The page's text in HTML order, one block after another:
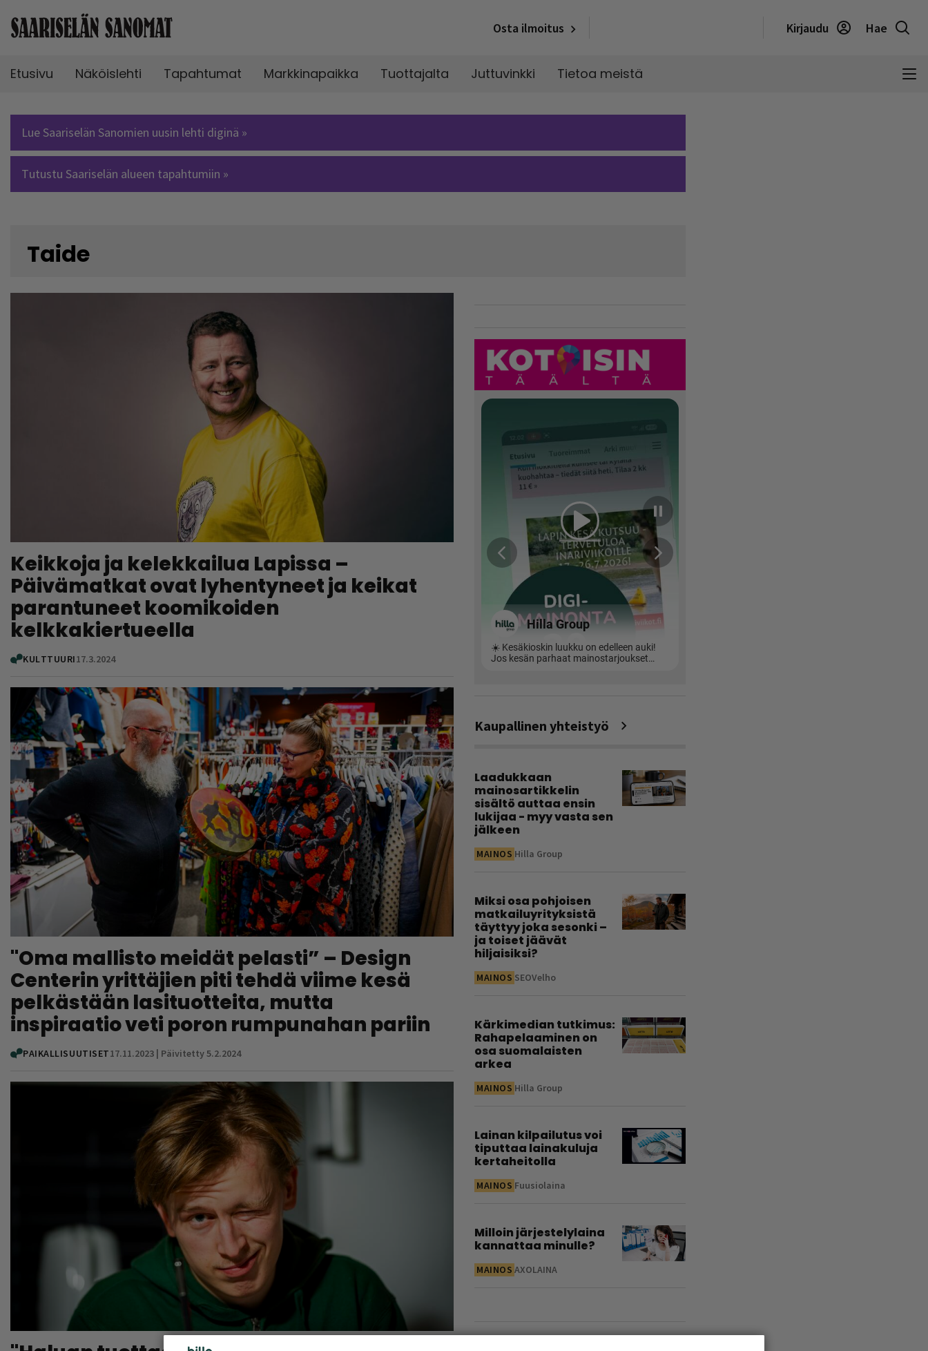
Osta ilmoitus Kirjaudu Hae
Etusivu Näköislehti Tapahtumat Markkinapaikka Tuottajalta Juttuvinkki Tietoa meistä
Lue Saariselän Sanomien uusin lehti diginä »
Tutustu Saariselän alueen tapahtumiin »
Taide
Keikkoja ja kelekkailua Lapissa –
Päivämatkat ovat lyhentyneet ja keikat
parantuneet koomikoiden
kelkkakiertueella
KULTTUURI17.3.2024
"Oma mallisto meidät pelasti” – Design
Centerin yrittäjien piti tehdä viime kesä
pelkästään lasituotteita, mutta
inspiraatio veti poron rumpunahan pariin
PAIKALLISUUTISET17.11.2023 | Päivitetty 5.2.2024
Kaupallinen yhteistyö
Laadukkaan
mainosartikkelin
sisältö auttaa ensin
lukijaa - myy vasta sen
jälkeen
MAINOS Hilla Group
Miksi osa pohjoisen
matkailuyrityksistä
täyttyy joka sesonki –
ja toiset jäävät
hiljaisiksi?
MAINOS SEOVelho
Kärkimedian tutkimus:
Rahapelaaminen on
osa suomalaisten
arkea
MAINOS Hilla Group
Lainan kilpailutus voi
tiputtaa lainakuluja
kertaheitolla
MAINOS Fuusiolaina
Milloin järjestelylaina
kannattaa minulle?
MAINOS AXOLAINA